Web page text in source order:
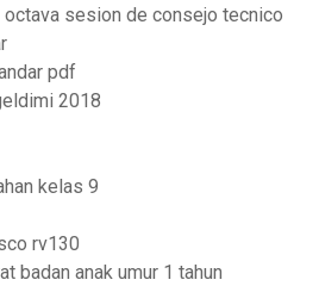
sesion de consejo tecnico
pdf
2018
kelas 9
rv130
badan anak umur 1 tahun